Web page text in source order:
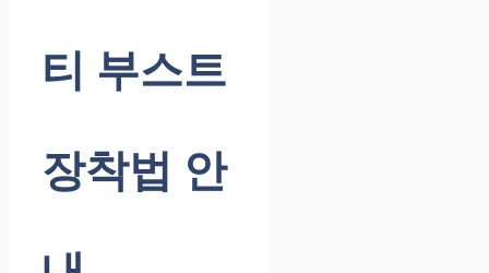
티 부스트
장착법 안